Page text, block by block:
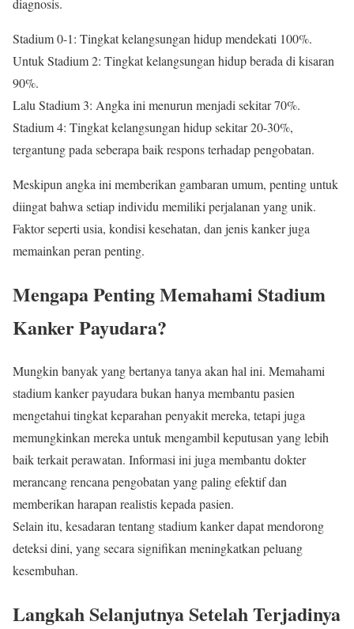
diagnosis.
Stadium 0-1: Tingkat kelangsungan hidup mendekati 100%.
Untuk Stadium 2: Tingkat kelangsungan hidup berada di kisaran
90%.
Lalu Stadium 3: Angka ini menurun menjadi sekitar 70%.
Stadium 4: Tingkat kelangsungan hidup sekitar 20-30%,
tergantung pada seberapa baik respons terhadap pengobatan.
Meskipun angka ini memberikan gambaran umum, penting untuk
diingat bahwa setiap individu memiliki perjalanan yang unik.
Faktor seperti usia, kondisi kesehatan, dan jenis kanker juga
memainkan peran penting.
Mengapa Penting Memahami Stadium
Kanker Payudara?
Mungkin banyak yang bertanya tanya akan hal ini. Memahami
stadium kanker payudara bukan hanya membantu pasien
mengetahui tingkat keparahan penyakit mereka, tetapi juga
memungkinkan mereka untuk mengambil keputusan yang lebih
baik terkait perawatan. Informasi ini juga membantu dokter
merancang rencana pengobatan yang paling efektif dan
memberikan harapan realistis kepada pasien.
Selain itu, kesadaran tentang stadium kanker dapat mendorong
deteksi dini, yang secara signifikan meningkatkan peluang
kesembuhan.
Langkah Selanjutnya Setelah Terjadinya